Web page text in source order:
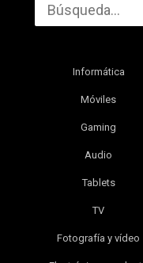
Informática
Móviles
Gaming
Audio
Tablets
TV
Fotografía y vídeo